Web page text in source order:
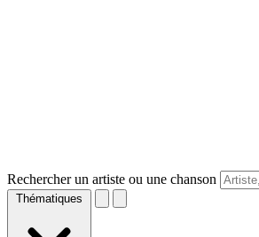
Rechercher un artiste ou une chanson
Thématiques